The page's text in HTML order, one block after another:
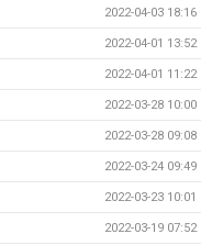
2022-04-03 18:16
2022-04-01 13:52
2022-04-01 11:22
2022-03-28 10:00
2022-03-28 09:08
2022-03-24 09:49
2022-03-23 10:01
2022-03-19 07:52